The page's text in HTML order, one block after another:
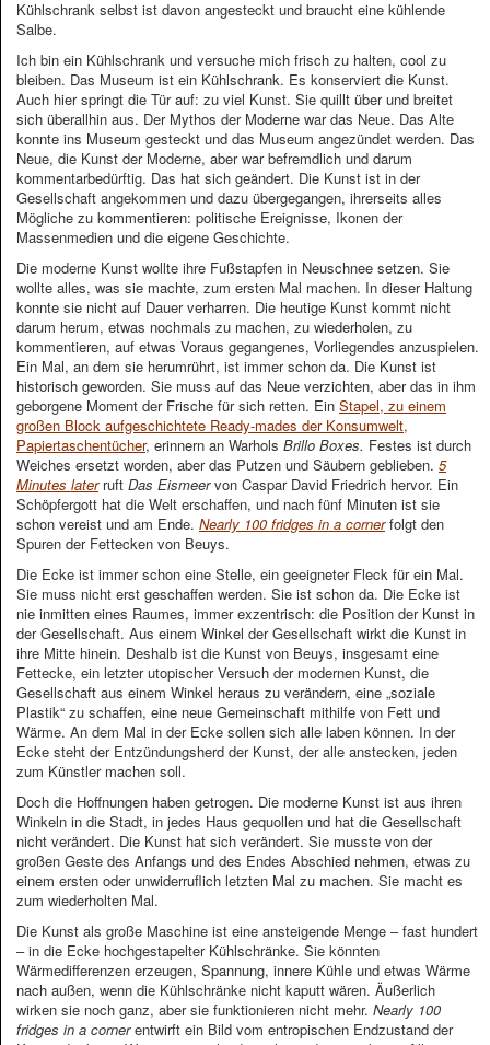
Kühlschrank selbst ist davon angesteckt und braucht eine kühlende
Salbe.
Ich bin ein Kühlschrank und versuche mich frisch zu halten, cool zu
bleiben. Das Museum ist ein Kühlschrank. Es konserviert die Kunst.
Auch hier springt die Tür auf: zu viel Kunst. Sie quillt über und breitet
sich überallhin aus. Der Mythos der Moderne war das Neue. Das Alte
konnte ins Museum gesteckt und das Museum angezündet werden. Das
Neue, die Kunst der Moderne, aber war befremdlich und darum
kommentarbedürftig. Das hat sich geändert. Die Kunst ist in der
Gesellschaft angekommen und dazu übergegangen, ihrerseits alles
Mögliche zu kommentieren: politische Ereignisse, Ikonen der
Massenmedien und die eigene Geschichte.
Die moderne Kunst wollte ihre Fußstapfen in Neuschnee setzen. Sie
wollte alles, was sie machte, zum ersten Mal machen. In dieser Haltung
konnte sie nicht auf Dauer verharren. Die heutige Kunst kommt nicht
darum herum, etwas nochmals zu machen, zu wiederholen, zu
kommentieren, auf etwas Voraus gegangenes, Vorliegendes anzuspielen.
Ein Mal, an dem sie herumrührt, ist immer schon da. Die Kunst ist
historisch geworden. Sie muss auf das Neue verzichten, aber das in ihm
geborgene Moment der Frische für sich retten. Ein Stapel, zu einem
großen Block aufgeschichtete Ready-mades der Konsumwelt,
Papiertaschentücher, erinnern an Warhols Brillo Boxes. Festes ist durch
Weiches ersetzt worden, aber das Putzen und Säubern geblieben. 5
Minutes laterruft Das Eismeervon Caspar David Friedrich hervor. Ein
Schöpfergott hat die Welt erschaffen, und nach fünf Minuten ist sie
schon vereist und am Ende. Nearly 100 fridges in a cornerfolgt den
Spuren der Fettecken von Beuys.
Die Ecke ist immer schon eine Stelle, ein geeigneter Fleck für ein Mal.
Sie muss nicht erst geschaffen werden. Sie ist schon da. Die Ecke ist
nie inmitten eines Raumes, immer exzentrisch: die Position der Kunst in
der Gesellschaft. Aus einem Winkel der Gesellschaft wirkt die Kunst in
ihre Mitte hinein. Deshalb ist die Kunst von Beuys, insgesamt eine
Fettecke, ein letzter utopischer Versuch der modernen Kunst, die
Gesellschaft aus einem Winkel heraus zu verändern, eine „soziale
Plastik“ zu schaffen, eine neue Gemeinschaft mithilfe von Fett und
Wärme. An dem Mal in der Ecke sollen sich alle laben können. In der
Ecke steht der Entzündungsherd der Kunst, der alle anstecken, jeden
zum Künstler machen soll.
Doch die Hoffnungen haben getrogen. Die moderne Kunst ist aus ihren
Winkeln in die Stadt, in jedes Haus gequollen und hat die Gesellschaft
nicht verändert. Die Kunst hat sich verändert. Sie musste von der
großen Geste des Anfangs und des Endes Abschied nehmen, etwas zu
einem ersten oder unwiderruflich letzten Mal zu machen. Sie macht es
zum wiederholten Mal.
Die Kunst als große Maschine ist eine ansteigende Menge – fast hundert
– in die Ecke hochgestapelter Kühlschränke. Sie könnten
Wärmedifferenzen erzeugen, Spannung, innere Kühle und etwas Wärme
nach außen, wenn die Kühlschränke nicht kaputt wären. Äußerlich
wirken sie noch ganz, aber sie funktionieren nicht mehr. Nearly 100
fridges in a cornerentwirft ein Bild vom entropischen Endzustand der